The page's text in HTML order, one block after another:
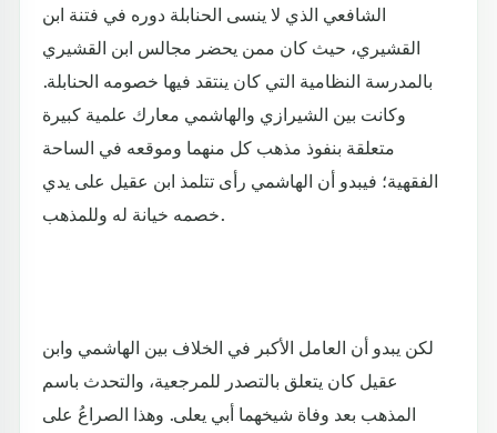
الشافعي الذي لا ينسى الحنابلة دوره في فتنة ابن
القشيري، حيث كان ممن يحضر مجالس ابن القشيري
بالمدرسة النظامية التي كان ينتقد فيها خصومه الحنابلة.
وكانت بين الشيرازي والهاشمي معارك علمية كبيرة
متعلقة بنفوذ مذهب كل منهما وموقعه في الساحة
الفقهية؛ فيبدو أن الهاشمي رأى تتلمذ ابن عقيل على يدي
خصمه خيانة له وللمذهب.
لكن يبدو أن العامل الأكبر في الخلاف بين الهاشمي وابن
عقيل كان يتعلق بالتصدر للمرجعية، والتحدث باسم
المذهب بعد وفاة شيخهما أبي يعلى. وهذا الصراعُ على